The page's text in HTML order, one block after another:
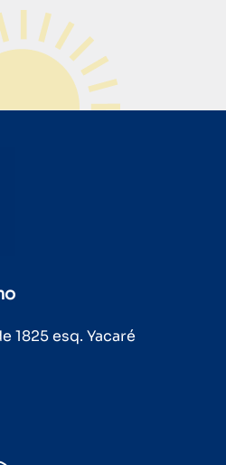
1825 esq. Yacaré